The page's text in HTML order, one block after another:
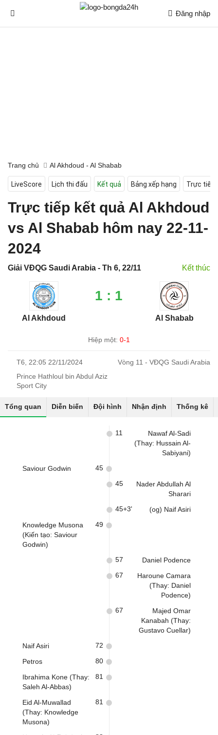
Đăng nhập
Trang chủ Al Akhdoud - Al Shabab
LiveScore Lịch thi đấu Kết quả Bảng xếp hạng Trực tiếp
Trực tiếp kết quả Al Akhdoud
vs Al Shabab hôm nay 22-11-
2024
Giải VĐQG Saudi Arabia - Th 6, 22/11 Kết thúc
Al Akhdoud
1 : 1
Al Shabab
Hiệp một: 0-1
T6, 22:05 22/11/2024
Vòng 11 - VĐQG Saudi Arabia
Prince Hathloul bin Abdul Aziz
Sport City
Tổng quan Diễn biến Đội hình Nhận định Thống kê
Nawaf Al-Sadi
(Thay: Hussain Al-
Sabiyani)
11
Saviour Godwin 45
Nader Abdullah Al
Sharari
45
(og) Naif Asiri
45+3'
Knowledge Musona
(Kiến tạo: Saviour
Godwin)
49
Daniel Podence
57
Haroune Camara
(Thay: Daniel
Podence)
67
Majed Omar
Kanabah (Thay:
Gustavo Cuellar)
67
Naif Asiri 72
Petros 80
Ibrahima Kone (Thay:
Saleh Al-Abbas)
81
Eid Al-Muwallad
(Thay: Knowledge
Musona)
81